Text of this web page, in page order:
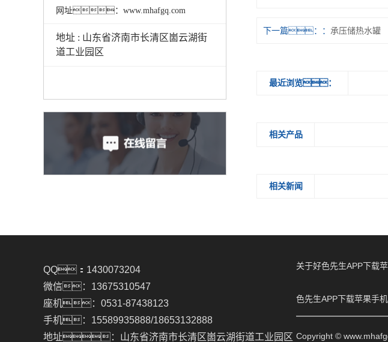
网址：www.mhafgq.com
地址 : 山东省济南市长清区崮云湖街
道工业园区
下一篇： 承压储热水罐
最近浏览：
相关产品
相关新闻
QQ：1430073204
微信：13675310547
座机：0531-87438123
手机：15589935888/18653132888
地址：山东省济南市长清区崮云湖街道工业园区
关于好色先生APP下载
色先生APP下载苹果手
Copyright ©